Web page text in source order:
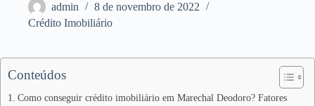
admin
8 de novembro de 2022
Crédito Imobiliário
Conteúdos
Como conseguir crédito imobiliário em Marechal Deodoro? Fatores